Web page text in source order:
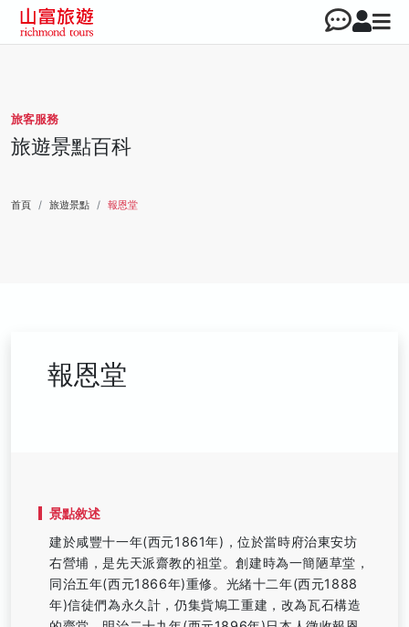
旅客服務
旅遊景點百科
首頁 旅遊景點 報恩堂
報恩堂
景點敘述
建於咸豐十一年(西元1861年)，位於當時府治東安坊
右營埔，是先天派齋教的祖堂。創建時為一簡陋草堂，
同治五年(西元1866年)重修。光緒十二年(西元1888
年)信徒們為永久計，仍集貲鳩工重建，改為瓦石構造